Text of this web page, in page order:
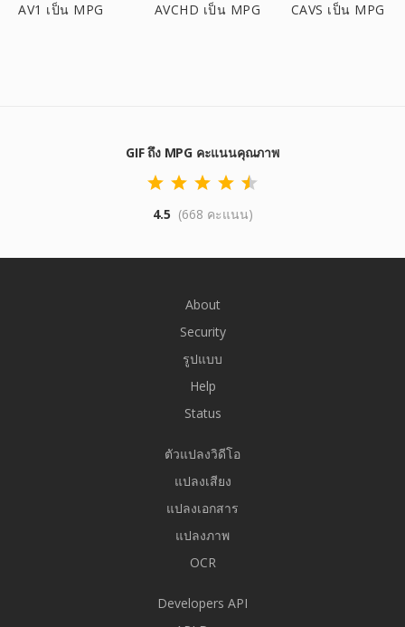
AV1 เป็น MPG AVCHD เป็น MPG CAVS เป็น MPG
GIF ถึง MPG คะแนนคุณภาพ
4.5 (668 คะแนน)
About
Security
รูปแบบ
Help
Status
ตัวแปลงวิดีโอ
แปลงเสียง
แปลงเอกสาร
แปลงภาพ
OCR
Developers API